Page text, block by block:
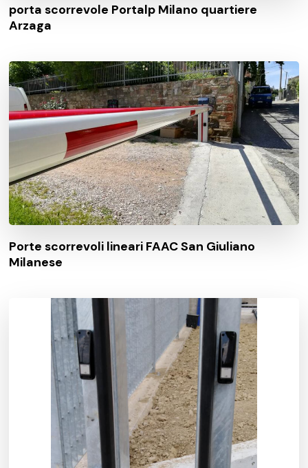
porta scorrevole Portalp Milano quartiere
Arzaga
Porte scorrevoli lineari FAAC San Giuliano
Milanese